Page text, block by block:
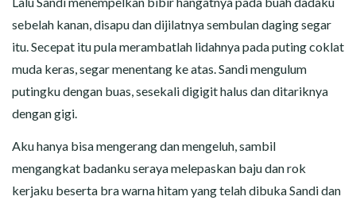
sebelah kanan, disapu dan dijilatnya sembulan daging segar
itu. Secepat itu pula merambatlah lidahnya pada puting coklat
muda keras, segar menentang ke atas. Sandi mengulum
putingku dengan buas, sesekali digigit halus dan ditariknya
dengan gigi.
Aku hanya bisa mengerang dan mengeluh, sambil
mengangkat badanku seraya melepaskan baju dan rok
kerjaku beserta bra warna hitam yang telah dibuka Sandi dan